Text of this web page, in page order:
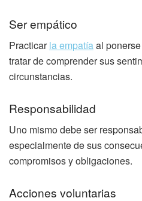
Ser empático
Practicarla empatíaal
tratar de comprender sus
circunstancias.
Responsabilidad
Uno mismo debe ser
especialmente de sus
compromisos y obligaciones.
Acciones voluntarias